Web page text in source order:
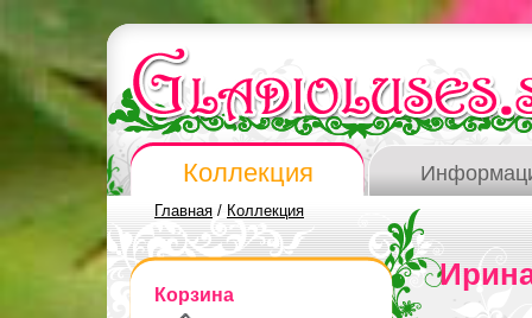
Коллекция
Главная / Коллекция
Корзина